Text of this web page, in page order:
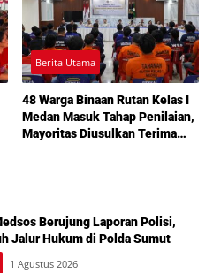
Berita Utama
48 Warga Binaan Rutan Kelas I
Medan Masuk Tahap Penilaian,
Mayoritas Diusulkan Terima
Berujung Laporan Polisi,
Jalur Hukum di Polda Sumut
1 Agustus 2026